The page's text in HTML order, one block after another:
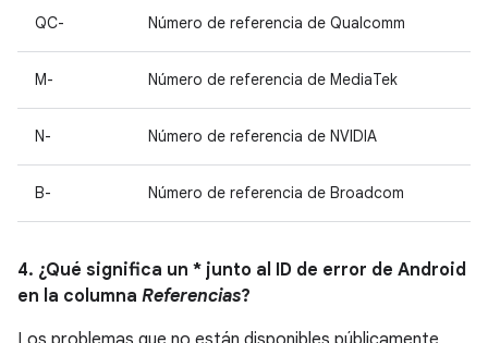
QC- Número de referencia de Qualcomm
M- Número de referencia de MediaTek
N- Número de referencia de NVIDIA
B- Número de referencia de Broadcom
4. ¿Qué significa un * junto al ID de error de Android
en la columna Referencias?